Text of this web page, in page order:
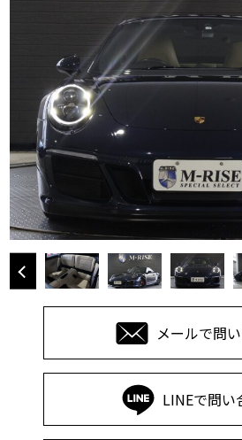
メールで問
LINEで問い